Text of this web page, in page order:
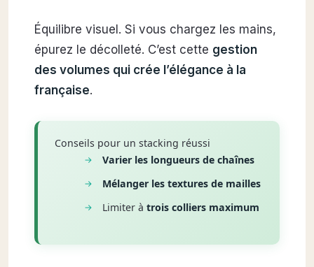
Équilibre visuel. Si vous chargez les mains,
épurez le décolleté. C’est cette gestion
des volumes qui crée l’élégance à la
française.
Conseils pour un stacking réussi
Varier les longueurs de chaînes
Mélanger les textures de mailles
Limiter àtrois colliers maximum